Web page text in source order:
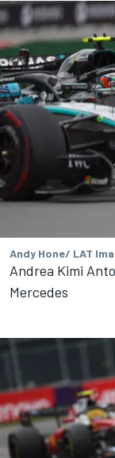
Andy Hone/ LAT
Andrea Kimi
Mercedes